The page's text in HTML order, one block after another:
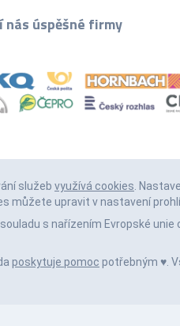
nás úspěšné firmy
služeb využívá cookies.
můžete upravit v nastavení
s nařízením Evropské unie
poskytuje pomoc potřebným ♥️.